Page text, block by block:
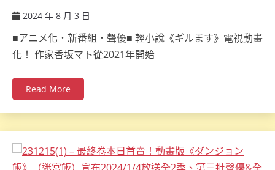
2024 年 8 月 3 日
■アニメ化．新番組．聲優■ 輕小說《ギルます》電視動畫
化！ 作家香坂マト從2021年開始
Read More